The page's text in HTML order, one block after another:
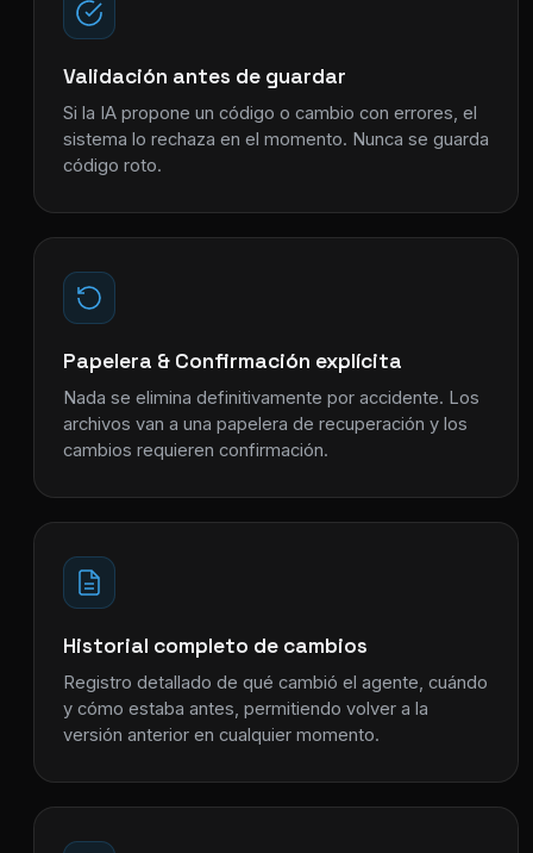
Validación antes de guardar
Si la IA propone un código o cambio con errores, el
sistema lo rechaza en el momento. Nunca se guarda
código roto.
Papelera & Confirmación explícita
Nada se elimina definitivamente por accidente. Los
archivos van a una papelera de recuperación y los
cambios requieren confirmación.
Historial completo de cambios
Registro detallado de qué cambió el agente, cuándo
y cómo estaba antes, permitiendo volver a la
versión anterior en cualquier momento.